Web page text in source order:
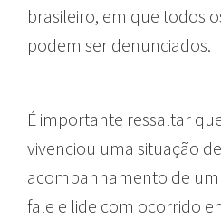
brasileiro, em que todos
podem ser denunciados.
É importante ressaltar
vivenciou uma situação
acompanhamento de
fale e lide com ocorrido